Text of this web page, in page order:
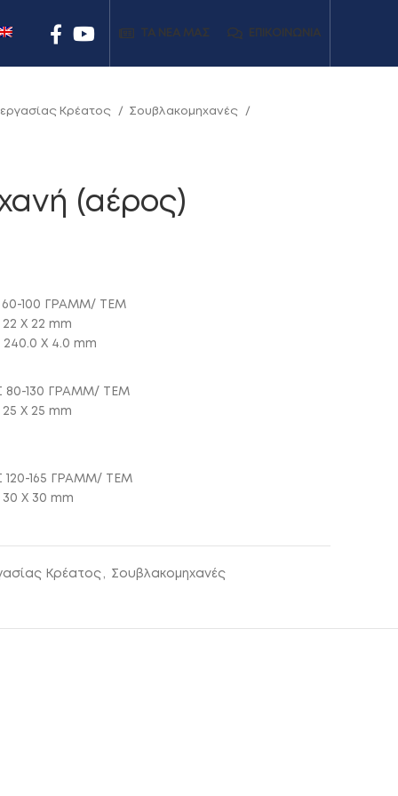
ΤΑ ΝΕΑ ΜΑΣ ΕΠΙΚΟΙΝΩΝΊΑ
Κρέατος
Σουβλακομηχανές
(αέρος)
100 ΓΡΑΜΜ/ ΤΕΜ
Χ 22 mm
X 4.0 mm
130 ΓΡΑΜΜ/ ΤΕΜ
Χ 25 mm
165 ΓΡΑΜΜ/ ΤΕΜ
Χ 30 mm
Κρέατος , Σουβλακομηχανές